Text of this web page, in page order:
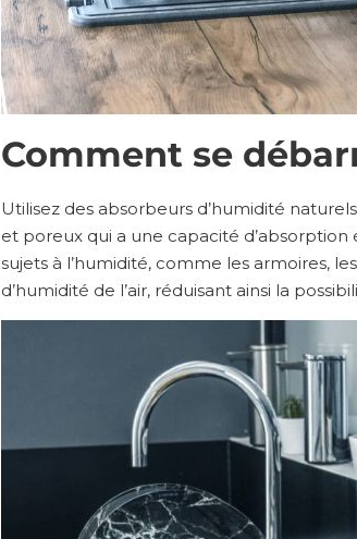
Comment se
Utilisez des absorbeurs d’humidité
et poreux qui a une capacité
sujets à l’humidité, comme les armoires,
d’humidité de l’air, réduisant ainsi la